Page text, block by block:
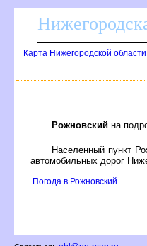
Карта Нижегородской области
Рожновский на
Населенный пункт
автомобильных дорог
Погода в Рожновский